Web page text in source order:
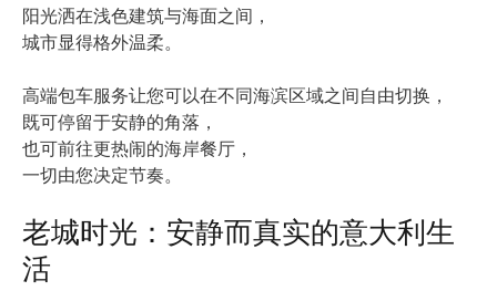
阳光洒在浅色建筑与海面之间，
城市显得格外温柔。
高端包车服务让您可以在不同海滨区域之间自由切换，
既可停留于安静的角落，
也可前往更热闹的海岸餐厅，
一切由您决定节奏。
老城时光：安静而真实的意大利生
活